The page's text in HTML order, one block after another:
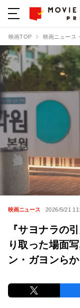
映画TOP 映画ニュース
映画ニュース 2026/5/21
『サヨナラの
り取った場面
ン・ガヨンら